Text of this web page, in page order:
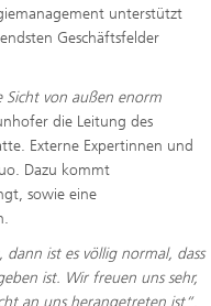
unterstützt
Geschäftsfelder
Sicht von außen enorm
die Leitung des
Externe Expertinnen und
Dazu kommt
sowie eine
ist es völlig normal, dass
ist. Wir freuen uns sehr,
an uns herangetreten ist“,